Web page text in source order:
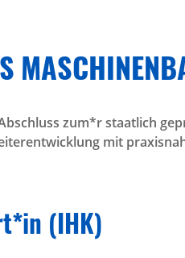
zum*r staatlich
mit
(IHK)